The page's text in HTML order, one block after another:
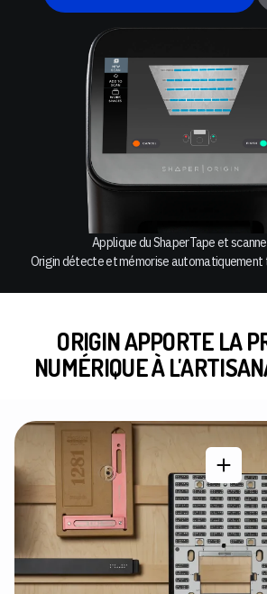
Applique du ShaperTape et
Origin détecte et mémorise automatiquement
ORIGIN APPORTE LA
NUMÉRIQUE À